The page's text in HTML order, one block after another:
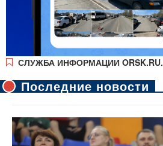
СЛУЖБА ИНФОРМАЦИИ ORSK.RU.
Последние новости